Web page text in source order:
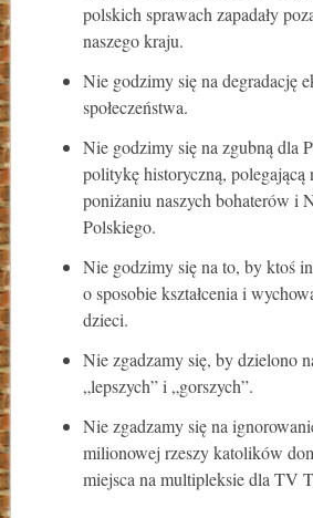
polskich sprawach zapadały
naszego kraju.
Nie godzimy się na degradację
społeczeństwa.
Nie godzimy się na zgubną dla
politykę historyczną, polegającą
poniżaniu naszych bohaterów i
Polskiego.
Nie godzimy się na to, by ktoś
o sposobie kształcenia i
dzieci.
Nie zgadzamy się, by dzielono
„lepszych” i „gorszych”.
Nie zgadzamy się na
milionowej rzeszy katolików
miejsca na multipleksie dla TV